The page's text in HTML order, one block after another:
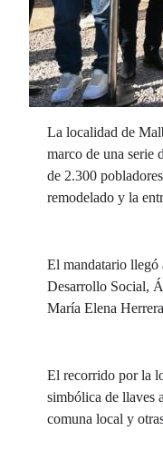
La localidad de
marco de una serie
de 2.300
remodelado y la
El mandatario
Desarrollo Social,
María Elena
El recorrido por la
simbólica de llaves
comuna local y